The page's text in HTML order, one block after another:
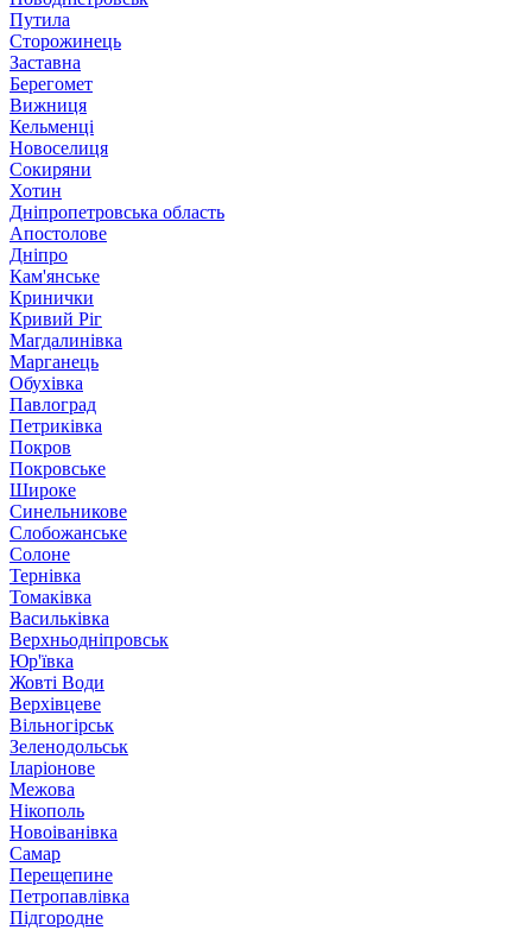
Путила
Сторожинець
Заставна
Берегомет
Вижниця
Кельменці
Новоселиця
Сокиряни
Хотин
Дніпропетровська область
Апостолове
Дніпро
Кам'янське
Кринички
Кривий Ріг
Магдалинівка
Марганець
Обухівка
Павлоград
Петриківка
Покров
Покровське
Широке
Синельникове
Слобожанське
Солоне
Тернівка
Томаківка
Васильківка
Верхньодніпровськ
Юр'ївка
Жовті Води
Верхівцеве
Вільногірськ
Зеленодольськ
Іларіонове
Межова
Нікополь
Новоіванівка
Самар
Перещепине
Петропавлівка
Підгородне